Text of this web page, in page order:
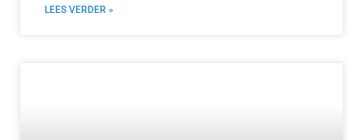
LEES VERDER »